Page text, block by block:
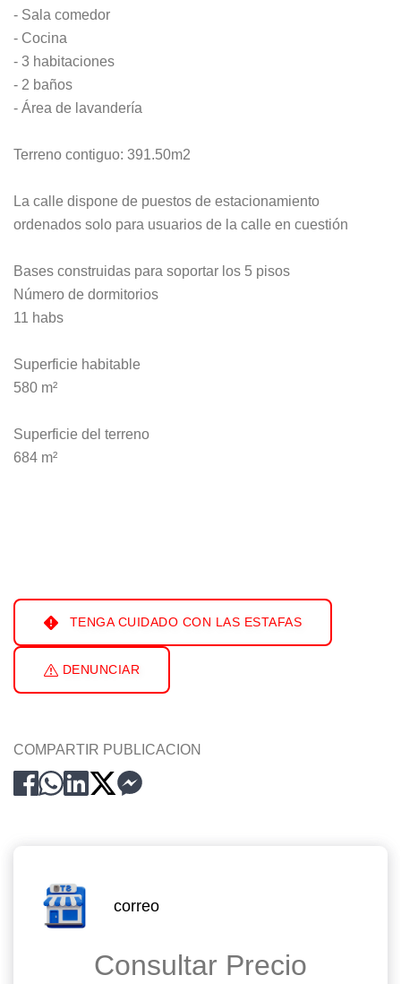
- Sala comedor
- Cocina
- 3 habitaciones
- 2 baños
- Área de lavandería
Terreno contiguo: 391.50m2
La calle dispone de puestos de estacionamiento
ordenados solo para usuarios de la calle en cuestión
Bases construidas para soportar los 5 pisos
Número de dormitorios
11 habs
Superficie habitable
580 m²
Superficie del terreno
684 m²
TENGA CUIDADO CON LAS ESTAFAS
DENUNCIAR
COMPARTIR PUBLICACION
correo
Consultar Precio